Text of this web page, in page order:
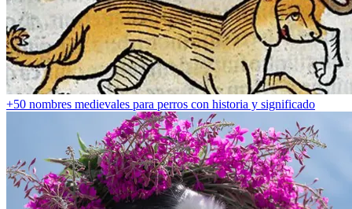
+50 nombres medievales para perros con historia y significado